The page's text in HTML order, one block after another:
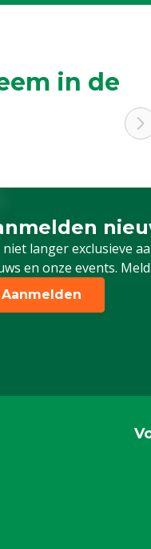
in de
niet langer exclusieve
en onze events.
je in voor onze
Aanmelden